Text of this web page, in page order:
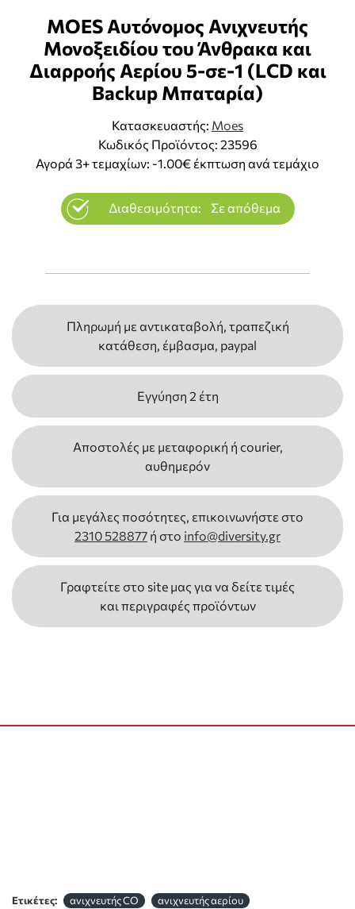
MOES Αυτόνομος Ανιχνευτής
Mονοξειδίου του Άνθρακα και
Διαρροής Αερίου 5-σε-1 (LCD και
Backup Μπαταρία)
Κατασκευαστής: Moes
Κωδικός Προϊόντος: 23596
Αγορά 3+ τεμαχίων: -1.00€ έκπτωση ανά τεμάχιο
Διαθεσιμότητα: Σε απόθεμα
Πληρωμή με αντικαταβολή, τραπεζική
κατάθεση, έμβασμα, paypal
Εγγύηση 2 έτη
Αποστολές με μεταφορική ή courier,
αυθημερόν
Για μεγάλες ποσότητες, επικοινωνήστε στο
2310 528877 ή στο info@diversity.gr
Γραφτείτε στο site μας για να δείτε τιμές
και περιγραφές προϊόντων
Ετικέτες: ανιχνευτής CO ανιχνευτής αερίου